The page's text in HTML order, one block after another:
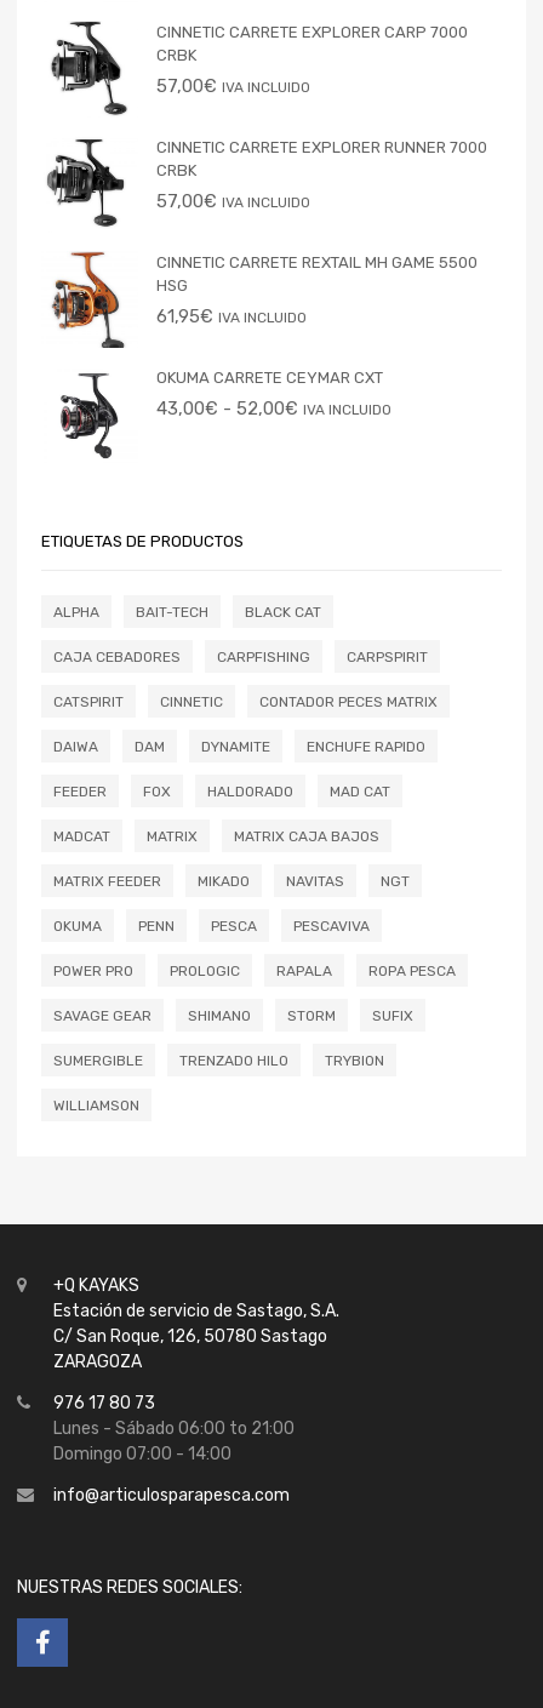
CINNETIC CARRETE EXPLORER CARP 7000
CRBK
57,00€ IVA INCLUIDO
CINNETIC CARRETE EXPLORER RUNNER 7000
CRBK
57,00€ IVA INCLUIDO
CINNETIC CARRETE REXTAIL MH GAME 5500
HSG
61,95€ IVA INCLUIDO
OKUMA CARRETE CEYMAR CXT
43,00€ - 52,00€ IVA INCLUIDO
ETIQUETAS DE PRODUCTOS
ALPHA BAIT-TECH BLACK CAT
CAJA CEBADORES CARPFISHING CARPSPIRIT
CATSPIRIT CINNETIC CONTADOR PECES MATRIX
DAIWA DAM DYNAMITE ENCHUFE RAPIDO
FEEDER FOX HALDORADO MAD CAT
MADCAT MATRIX MATRIX CAJA BAJOS
MATRIX FEEDER MIKADO NAVITAS NGT
OKUMA PENN PESCA PESCAVIVA
POWER PRO PROLOGIC RAPALA ROPA PESCA
SAVAGE GEAR SHIMANO STORM SUFIX
SUMERGIBLE TRENZADO HILO TRYBION
WILLIAMSON
+Q KAYAKS
Estación de servicio de Sastago, S.A.
C/ San Roque, 126, 50780 Sastago
ZARAGOZA
976 17 80 73
Lunes - Sábado 06:00 to 21:00
Domingo 07:00 - 14:00
info@articulosparapesca.com
NUESTRAS REDES SOCIALES: